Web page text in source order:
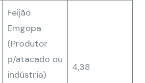
Feijão
Emgopa
(Produtor
p/atacado ou
indústria)
4,38